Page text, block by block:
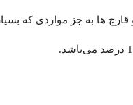
ها به جز مواردی که